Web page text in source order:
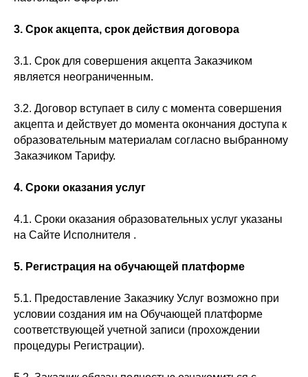
3. Срок акцепта, срок действия договора
3.1. Срок для совершения акцепта Заказчиком
является неограниченным.
3.2. Договор вступает в силу с момента совершения
акцепта и действует до момента окончания доступа к
образовательным материалам согласно выбранному
Заказчиком Тарифу.
4. Сроки оказания услуг
4.1. Сроки оказания образовательных услуг указаны
на Сайте Исполнителя .
5. Регистрация на обучающей платформе
5.1. Предоставление Заказчику Услуг возможно при
условии создания им на Обучающей платформе
соответствующей учетной записи (прохождении
процедуры Регистрации).